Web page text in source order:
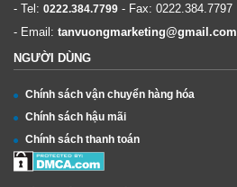
- Tel: 0222.384.7799 - Fax: 0222.384.7797
- Email: tanvuongmarketing@gmail.com
NGƯỜI DÙNG
Chính sách vận chuyển hàng hóa
Chính sách hậu mãi
Chính sách thanh toán